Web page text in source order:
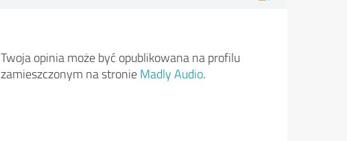
Twoja opinia może być opublikowana na profilu
zamieszczonym na stronie Madly Audio.